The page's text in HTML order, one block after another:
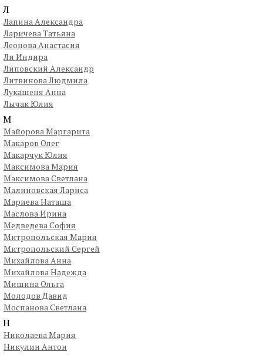
Л
Лапина Александра
Ларичева Татьяна
Леонова Анастасия
Ли Индира
Липовский Александр
Литвинова Людмила
Лукашеня Анна
Лычак Юлия
М
Майорова Маргарита
Макаров Олег
Макарчук Юлия
Максимова Мария
Максимова Светлана
Малиновская Лариса
Мариева Наташа
Маслова Ирина
Медведева София
Митропольская Мария
Митропольский Сергей
Михайлова Анна
Михайлова Надежда
Мишина Ольга
Молодов Давид
Моспанова Светлана
Н
Николаева Мария
Никулин Антон